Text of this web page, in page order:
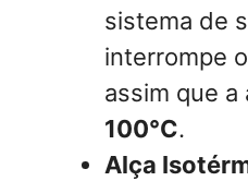
sistema de
interrompe
assim que a
100°C.
Alça